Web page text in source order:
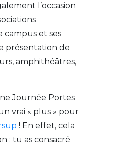
l’occasion
campus et ses
présentation de
amphithéâtres,
Journée Portes
vrai « plus » pour
! En effet, cela
: tu as consacré